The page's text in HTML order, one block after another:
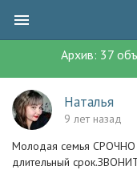
Архив: 37
Наталья
9 лет назад
Молодая семья СРОЧНО
длительный